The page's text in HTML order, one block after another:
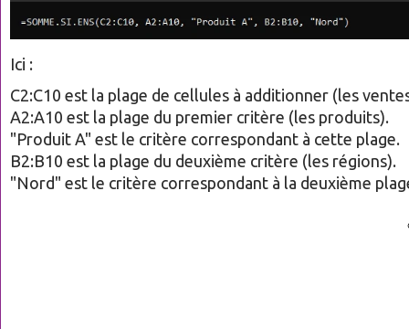
Ici :
C2:C10 est la plage de cellules à additionner (les
A2:A10 est la plage du premier critère (les produits).
"Produit A" est le critère correspondant à cette plage.
B2:B10 est la plage du deuxième critère (les régions).
"Nord" est le critère correspondant à la deuxième